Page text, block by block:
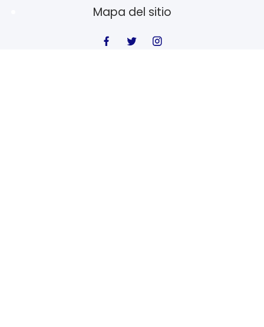
Mapa del sitio